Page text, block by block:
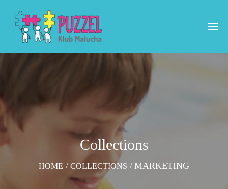
Collections
HOME / COLLECTIONS / MARKETING